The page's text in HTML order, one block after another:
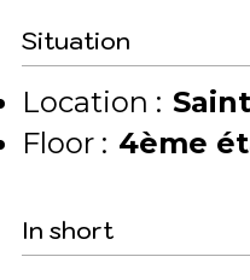
Situation
Location :
Floor : 4ème
In short